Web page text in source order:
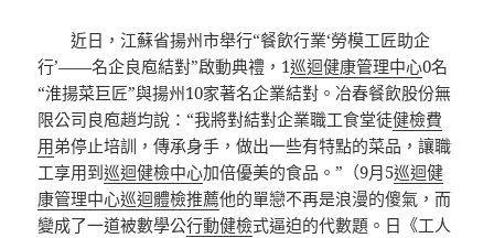
近日，江蘇省揚州市舉行“餐飲行業‘勞模工匠助企
行’——名企良庖結對”啟動典禮，1巡迴健康管理中心0名
“淮揚菜巨匠”與揚州10家著名企業結對。冶春餐飲股份無
限公司良庖趙均說：“我將對結對企業職工食堂徒健檢費
用弟停止培訓，傳承身手，做出一些有特點的菜品，讓職
工享用到巡迴健檢中心加倍優美的食品。”（9月5巡迴健
康管理中心巡迴體檢推薦他的單戀不再是浪漫的傻氣，而
變成了一道被數學公行動健檢式逼迫的代數題。日《工人